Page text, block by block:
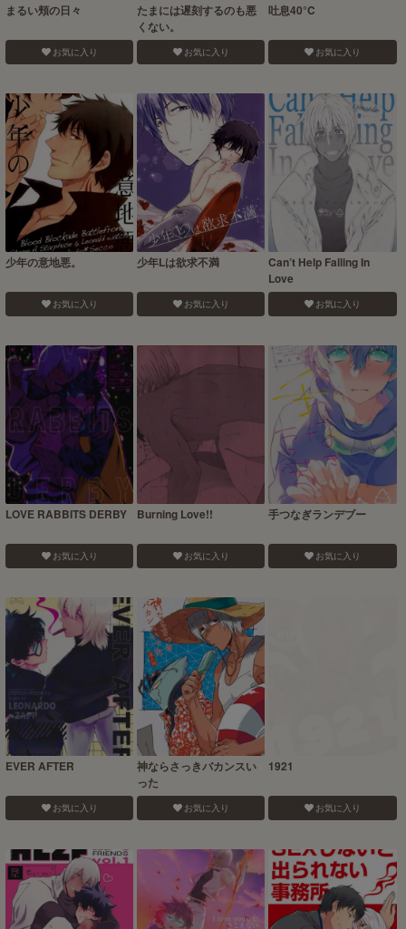
まるい頬の日々
お気に入り
たまには遅刻するのも悪
くない。
お気に入り
吐息40°C
お気に入り
少年の意地悪。
お気に入り
少年Lは欲求不満
お気に入り
Can’t Help Falling In
Love
お気に入り
LOVE RABBITS DERBY
お気に入り
Burning Love!!
お気に入り
手つなぎランデブー
お気に入り
EVER AFTER
お気に入り
神ならさっきバカンスい
った
お気に入り
1921
お気に入り